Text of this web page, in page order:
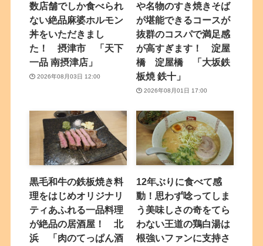
数店舗でしか食べられ
ない絶品麻婆ホルモン
丼をいただきまし
た！ 摂津市 「天下
一品 南摂津店」
2026年08月03日 12:00
や名物のすき焼きそば
が堪能できるコースが
抜群のコスパで満足感
が高すぎます！ 淀屋
橋 淀屋橋 「大坂鉄
板焼 鉄十」
2026年08月01日 17:00
黒毛和牛の鉄板焼き料
理をはじめオリジナリ
ティあふれる一品料理
が絶品の居酒屋！ 北
浜 「肉のてっぱん酒
12年ぶりに食べて感
動！思わず唸ってしま
う美味しさの奇をてら
わない王道の鶏白湯は
根強いファンに支持さ